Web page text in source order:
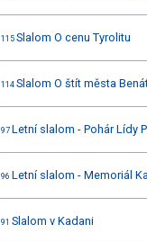
115 Slalom O cenu Tyrolitu
114 Slalom O štít města
97 Letní slalom - Pohár Lídy
96 Letní slalom - Memoriál
91 Slalom v Kadani